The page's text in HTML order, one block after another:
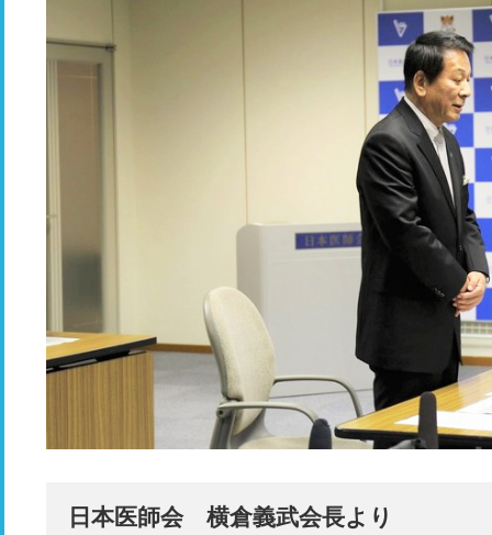
日本医師会 横倉義武会長より